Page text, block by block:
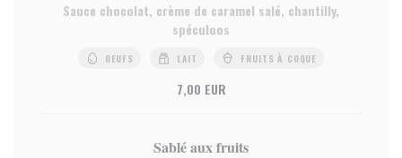
Sauce chocolat, crème de caramel salé, chantilly,
spéculoos
OEUFS LAIT FRUITS À COQUE
7,00 EUR
Sablé aux fruits